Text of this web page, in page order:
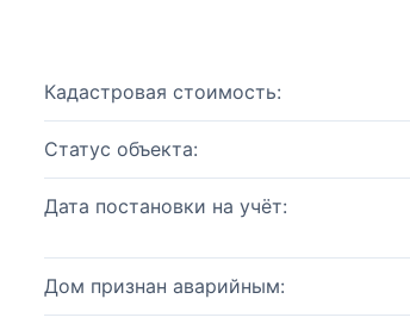
Кадастровая стоимость:
Статус объекта:
Дата постановки на учёт:
Дом признан аварийным: